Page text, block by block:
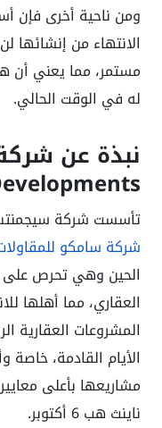
ومن ناحية أخرى فإن
الانتهاء من إنشائها
مستمر، مما يعني أن
له في الوقت الحالي.
تأسست شركة سيجمنتس 4 للتطوير العقاري
شركة سامكو
الحين وهي تحرص على
المشروعات العقارية
الأيام القادمة،
مشاريعها بأعلى
ناينث هب 6 أكتوبر.